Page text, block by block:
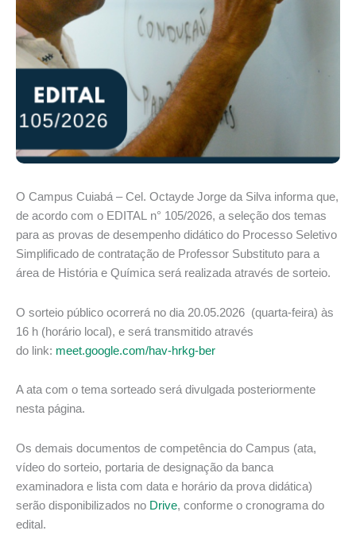
O Campus Cuiabá – Cel. Octayde Jorge da Silva informa que,
de acordo com o EDITAL n° 105/2026, a seleção dos temas
para as provas de desempenho didático do Processo Seletivo
Simplificado de contratação de Professor Substituto para a
área de História e Química será realizada através de sorteio.
O sorteio público ocorrerá no dia 20.05.2026 (quarta-feira) às
16 h (horário local), e será transmitido através
do link: meet.google.com/hav-hrkg-ber
A ata com o tema sorteado será divulgada posteriormente
nesta página.
Os demais documentos de competência do Campus (ata,
vídeo do sorteio, portaria de designação da banca
examinadora e lista com data e horário da prova didática)
serão disponibilizados no Drive, conforme o cronograma do
edital.